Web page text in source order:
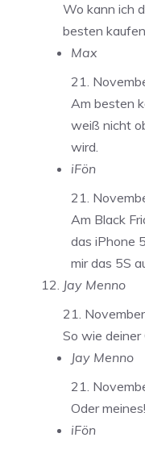
Wo kann ich
besten
Max
21.
Am besten
weiß nicht
wird.
iFön
21.
Am Black
das iPhone
mir das 5S
Jay Menno
21.
So wie deiner
Jay Menno
21.
Oder
iFön